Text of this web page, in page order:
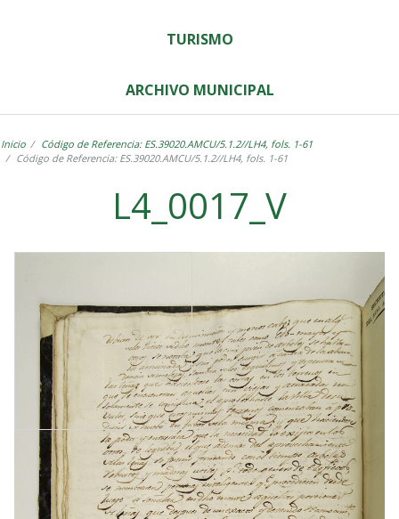
TURISMO
ARCHIVO MUNICIPAL
Inicio
Código de Referencia: ES.39020.AMCU/5.1.2//LH4, fols. 1-61
Código de Referencia: ES.39020.AMCU/5.1.2//LH4, fols. 1-61
L4_0017_V